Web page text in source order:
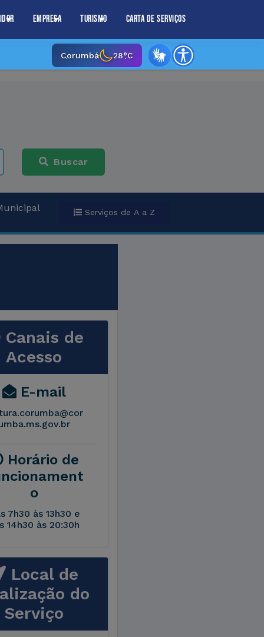
Empresa Turismo Carta de Serviços
Corumbá 28°C
Buscar
Serviços de A a Z
Canais de
Acesso
E-mail
Horário de
o
7h30 às 13h30 e
14h30 às 20:30h
Local de
do
Serviço